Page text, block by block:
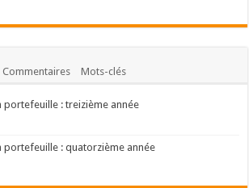
Commentaires Mots-clés
portefeuille : treizième année
portefeuille : quatorzième année